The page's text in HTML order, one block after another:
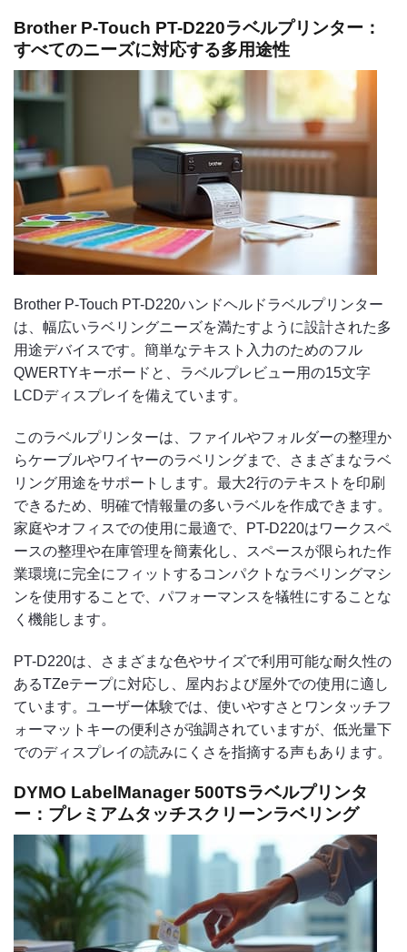
Brother P-Touch PT-D220ラベルプリンター：
すべてのニーズに対応する多用途性
Brother P-Touch PT-D220ハンドヘルドラベルプリンター
は、幅広いラベリングニーズを満たすように設計された多
用途デバイスです。簡単なテキスト入力のためのフル
QWERTYキーボードと、ラベルプレビュー用の15文字
LCDディスプレイを備えています。
このラベルプリンターは、ファイルやフォルダーの整理か
らケーブルやワイヤーのラベリングまで、さまざまなラベ
リング用途をサポートします。最大2行のテキストを印刷
できるため、明確で情報量の多いラベルを作成できます。
家庭やオフィスでの使用に最適で、PT-D220はワークスペ
ースの整理や在庫管理を簡素化し、スペースが限られた作
業環境に完全にフィットするコンパクトなラベリングマシ
ンを使用することで、パフォーマンスを犠牲にすることな
く機能します。
PT-D220は、さまざまな色やサイズで利用可能な耐久性の
あるTZeテープに対応し、屋内および屋外での使用に適し
ています。ユーザー体験では、使いやすさとワンタッチフ
ォーマットキーの便利さが強調されていますが、低光量下
でのディスプレイの読みにくさを指摘する声もあります。
DYMO LabelManager 500TSラベルプリンタ
ー：プレミアムタッチスクリーンラベリング